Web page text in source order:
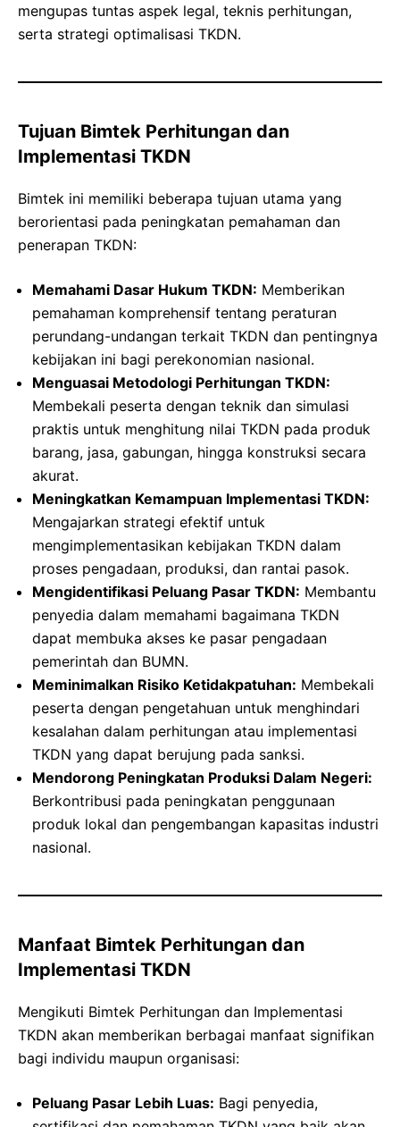
mengupas tuntas aspek legal, teknis perhitungan,
serta strategi optimalisasi TKDN.
Tujuan Bimtek Perhitungan dan
Implementasi TKDN
Bimtek ini memiliki beberapa tujuan utama yang
berorientasi pada peningkatan pemahaman dan
penerapan TKDN:
Memahami Dasar Hukum TKDN: Memberikan
pemahaman komprehensif tentang peraturan
perundang-undangan terkait TKDN dan pentingnya
kebijakan ini bagi perekonomian nasional.
Menguasai Metodologi Perhitungan TKDN:
Membekali peserta dengan teknik dan simulasi
praktis untuk menghitung nilai TKDN pada produk
barang, jasa, gabungan, hingga konstruksi secara
akurat.
Meningkatkan Kemampuan Implementasi TKDN:
Mengajarkan strategi efektif untuk
mengimplementasikan kebijakan TKDN dalam
proses pengadaan, produksi, dan rantai pasok.
Mengidentifikasi Peluang Pasar TKDN: Membantu
penyedia dalam memahami bagaimana TKDN
dapat membuka akses ke pasar pengadaan
pemerintah dan BUMN.
Meminimalkan Risiko Ketidakpatuhan: Membekali
peserta dengan pengetahuan untuk menghindari
kesalahan dalam perhitungan atau implementasi
TKDN yang dapat berujung pada sanksi.
Mendorong Peningkatan Produksi Dalam Negeri:
Berkontribusi pada peningkatan penggunaan
produk lokal dan pengembangan kapasitas industri
nasional.
Manfaat Bimtek Perhitungan dan
Implementasi TKDN
Mengikuti Bimtek Perhitungan dan Implementasi
TKDN akan memberikan berbagai manfaat signifikan
bagi individu maupun organisasi:
Peluang Pasar Lebih Luas: Bagi penyedia,